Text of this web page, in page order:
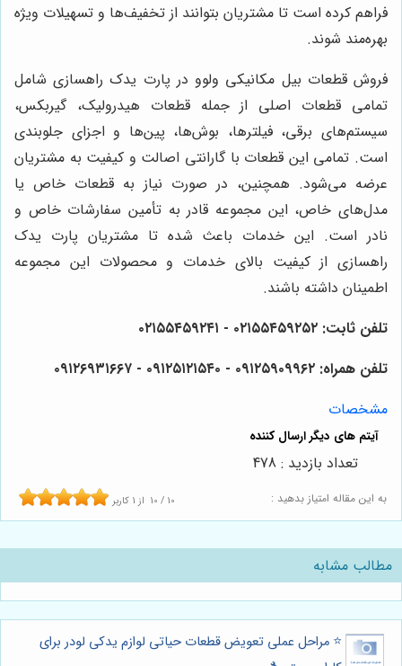
فراهم کرده است تا مشتریان بتوانند از تخفیف‌ها و تسهیلات ویژه
بهره‌مند شوند.
فروش قطعات بیل مکانیکی ولوو در پارت یدک راهسازی شامل
تمامی قطعات اصلی از جمله قطعات هیدرولیک، گیربکس،
سیستم‌های برقی، فیلترها، بوش‌ها، پین‌ها و اجزای جلوبندی
است. تمامی این قطعات با گارانتی اصالت و کیفیت به مشتریان
عرضه می‌شود. همچنین، در صورت نیاز به قطعات خاص یا
مدل‌های خاص، این مجموعه قادر به تأمین سفارشات خاص و
نادر است. این خدمات باعث شده تا مشتریان پارت یدک
راهسازی از کیفیت بالای خدمات و محصولات این مجموعه
اطمینان داشته باشند.
تلفن ثابت: ۰۲۱۵۵۴۵۹۲۵۲ - ۰۲۱۵۵۴۵۹۲۴۱
تلفن همراه: ۰۹۱۲۵۹۰۹۹۶۲ - ۰۹۱۲۵۱۲۱۵۴۰‌‌‌ - ۰۹۱۲۶۹۳۱۶۶۷
مشخصات
به این مقاله امتیاز بدهید : 10 / 10 از 1 کاربر
تعداد بازدید : 478
مطالب مشابه
⭐️ مراحل عملی تعویض قطعات حیاتی لوازم یدکی لودر برای